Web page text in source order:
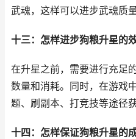
武魂，这样可以进步武魂质
十三：怎样进步狗粮升星的效
在升星之前，需要进行充足
数量和消耗。同时，在游戏
题、刷副本、打竞技等途径
十四：怎样保证狗粮升星的